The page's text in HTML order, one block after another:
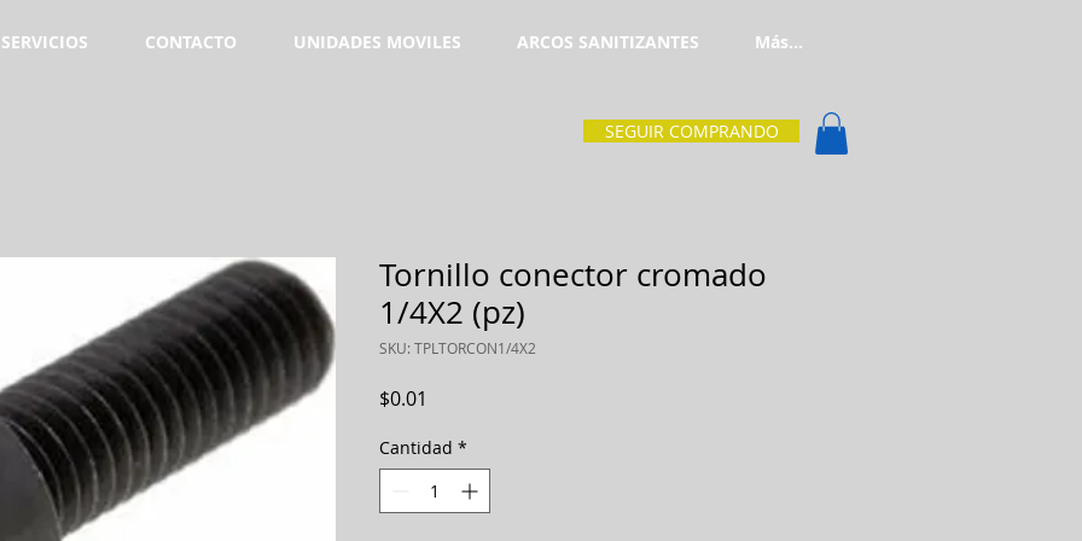
SERVICIOS CONTACTO UNIDADES MOVILES ARCOS SANITIZANTES Más...
Tornillo conector cromado
1/4X2 (pz)
SKU: TPLTORCON1/4X2
$0.01
Cantidad *
SEGUIR COMPRANDO